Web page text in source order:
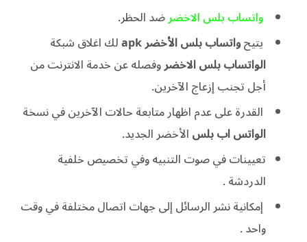
واتساب بلس الاخضرضد الحظر.
يتيحواتساب بلس الأخضر apk
لك اغلاق شبكة
الواتساب بلس الاخضروفصله عن خدمة الانترنت من
أجل تجنب إزعاج الآخرين.
القدرة على عدم اظهار متابعة حالات الآخرين في نسخة
الواتس اب بلسالأخضر الجديد.
تعيينات في صوت التنبيه وفي تخصيص خلفية
الدردشة .
إمكانية نشر الرسائل إلى جهات اتصال مختلفة في وقت
واحد .